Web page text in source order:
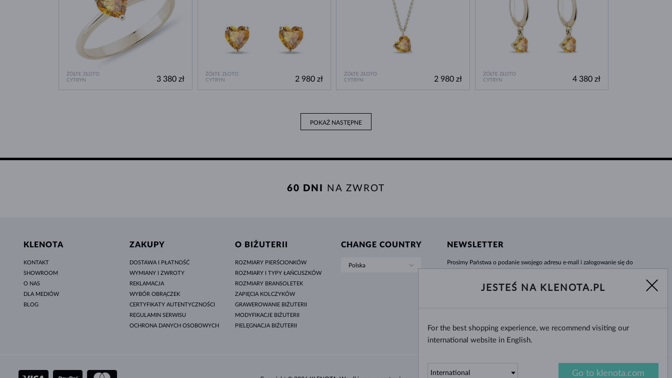
ŻÓŁTE ZŁOTO
CYTRYN
3 380 zł
ŻÓŁTE ZŁOTO
CYTRYN
2 980 zł
ŻÓŁTE ZŁOTO
CYTRYN
2 980 zł
ŻÓŁTE ZŁOTO
CYTRYN
4 380 zł
POKAŻ NASTĘPNE
60 DNI NA ZWROT
KLENOTA
KONTAKT
SHOWROOM
O NAS
DLA MEDIÓW
BLOG
ZAKUPY
DOSTAWA I PŁATNOŚĆ
WYMIANY I ZWROTY
REKLAMACJA
WYBÓR OBRĄCZEK
CERTYFIKATY AUTENTYCZNOŚCI
REGULAMIN SERWISU
OCHRONA DANYCH OSOBOWYCH
O BIŻUTERII
ROZMIARY PIERŚCIONKÓW
ROZMIARY I TYPY ŁAŃCUSZKÓW
ROZMIARY BRANSOLETEK
ZAPIĘCIA KOLCZYKÓW
GRAWEROWANIE BIŻUTERII
MODYFIKACJE BIŻUTERII
PIELĘGNACJA BIŻUTERII
CHANGE COUNTRY
Polska
NEWSLETTER
Prosimy Państwa o podanie swojego adresu e-mail i zalogowanie się do
umkną Państwa uwadze!
Tak, chcę otrzymywać interesujące wiadomości na e-mail.
JESTEŚ NA KLENOTA.PL
For the best shopping experience, we recommend visiting our
international website in English.
Go to klenota.com